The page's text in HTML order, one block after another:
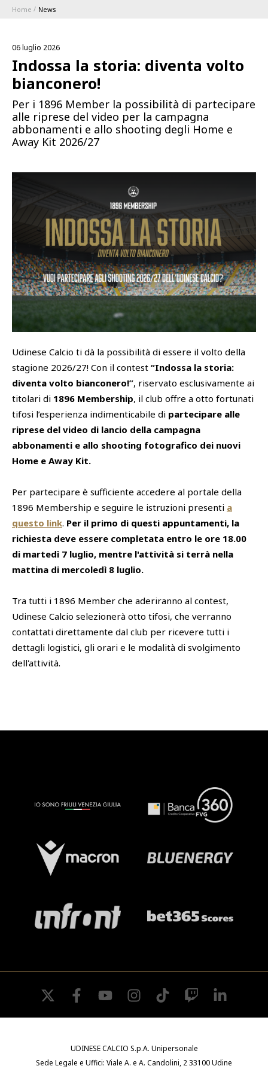
1896 MEMBERSHIP PROGRAM
Calendari e Risultati
Classifiche
CLUB
Academy
Cattedra Universidad Europea
Esports
MEETING CENTER
SPONSOR
SQUADRE
SHOP
PHOTOGALLERY
Home News
06 luglio 2026
Indossa la storia: diventa volto
bianconero!
Per i 1896 Member la possibilità di partecipare
alle riprese del video per la campagna
abbonamenti e allo shooting degli Home e
Away Kit 2026/27
Udinese Calcio ti dà la possibilità di essere il volto della
stagione 2026/27! Con il contest “Indossa la storia:
diventa volto bianconero!”, riservato esclusivamente ai
titolari di 1896 Membership, il club offre a otto fortunati
tifosi l’esperienza indimenticabile di partecipare alle
riprese del video di lancio della campagna
abbonamenti e allo shooting fotografico dei nuovi
Home e Away Kit.
Per partecipare è sufficiente accedere al portale della
1896 Membership e seguire le istruzioni presenti a
questo link. Per il primo di questi appuntamenti, la
richiesta deve essere completata entro le ore 18.00
di martedì 7 luglio, mentre l'attività si terrà nella
mattina di mercoledì 8 luglio.
Tra tutti i 1896 Member che aderiranno al contest,
Udinese Calcio selezionerà otto tifosi, che verranno
contattati direttamente dal club per ricevere tutti i
dettagli logistici, gli orari e le modalità di svolgimento
dell'attività.
twitter facebookyoutube instagramtiktok twitch
UDINESE CALCIO S.p.A. Unipersonale
Sede Legale e Uffici: Viale A. e A. Candolini, 2 33100 Udine